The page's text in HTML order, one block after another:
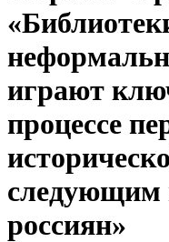
играют
процессе
следующим
россиян»